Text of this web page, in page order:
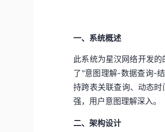
一、系统概述
此系统为星汉网络开发的
了"意图理解-数据查询-
持跨表关联查询、动态
强，用户意图理解深入。
二、架构设计